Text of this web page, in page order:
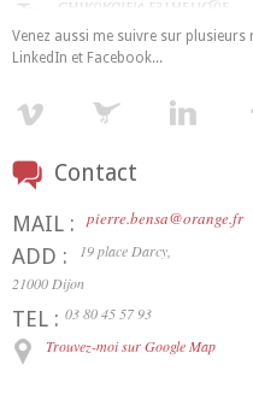
Venez aussi me suivre sur
LinkedIn et Facebook...
Contact
MAIL :pierre.bensa@orange.fr
ADD :
19 place Darcy,
21000 Dijon
TEL : 03 80 45 57 93
Trouvez-moi sur Google Map